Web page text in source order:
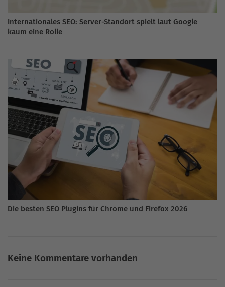
Internationales SEO: Server-Standort spielt laut Google
kaum eine Rolle
Die besten SEO Plugins für Chrome und Firefox 2026
Keine Kommentare vorhanden